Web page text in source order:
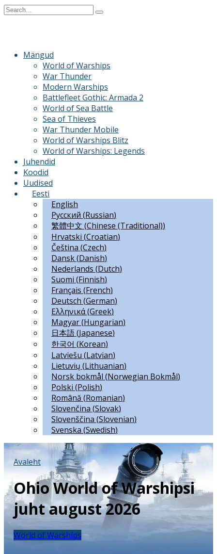
Skip
Search
Mängud
World of Warships
War Thunder
Modern Warships
Battlefleet Gothic: Armada 2
World of Sea Battle
Sea of Thieves
War Thunder Mobile
World of Warships Blitz
World of Warships: Legends
Juhendid
Koodid
Uudised
Eesti
English
Русский (Russian)
繁體中文 (Chinese (Traditional))
Hrvatski (Croatian)
Čeština (Czech)
Dansk(Danish)
Nederlands (Dutch)
Suomi (Finnish)
Français (French)
Deutsch (German)
Ελληνικά(Greek)
Magyar(Hungarian)
日本語(Japanese)
한국어 (Korean)
Latviešu (Latvian)
Lietuvių (Lithuanian)
Norsk bokmål (Norwegian Bokmål)
Polski (Polish)
Română (Romanian)
Slovenčina (Slovak)
Slovenščina (Slovenian)
Svenska (Swedish)
Avaleht
Ohio World of Warshipsi
juht august 2026
World of Warships